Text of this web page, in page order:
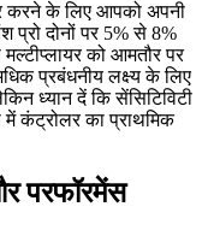
करने के लिए आपको अपनी
दोनों पर 5% से 8%
को आमतौर पर
प्रबंधनीय लक्ष्य के लिए
ध्यान दें कि सेंसिटिविटी
कंट्रोलर का प्राथमिक
परफॉरमेंस